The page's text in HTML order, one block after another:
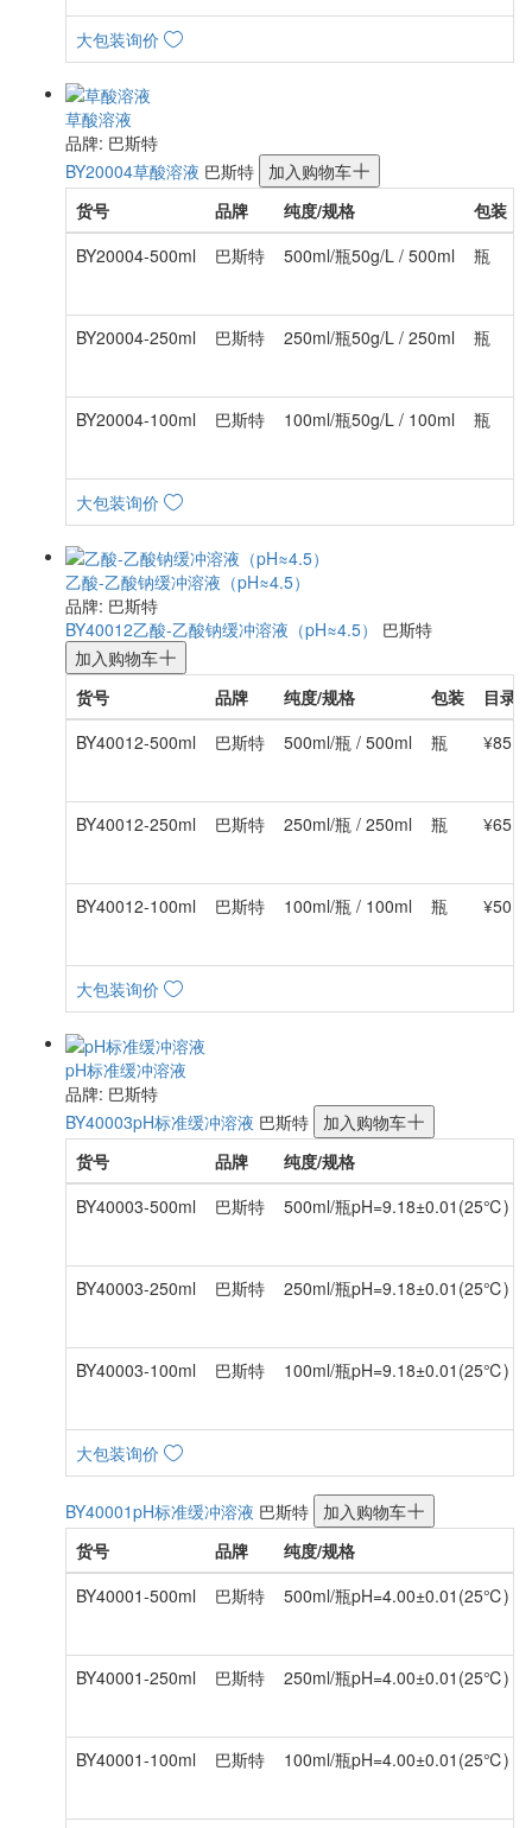
大包装询价
草酸溶液
品牌: 巴斯特
BY20004草酸溶液 巴斯特
加入购物车
货号
品牌 纯度/规格 包装
BY20004-500ml
巴斯特 500ml/瓶50g/L / 500ml 瓶
BY20004-250ml 巴斯特 250ml/瓶50g/L / 250ml 瓶
BY20004-100ml 巴斯特 100ml/瓶50g/L / 100ml 瓶
大包装询价
乙酸-乙酸钠缓冲溶液（pH≈4.5）
品牌: 巴斯特
BY40012乙酸-乙酸钠缓冲溶液（pH≈4.5）
巴斯特
加入购物车
货号
品牌 纯度/规格 包装
目录价
BY40012-500ml
巴斯特 500ml/瓶 / 500ml 瓶
BY40012-250ml 巴斯特 250ml/瓶 / 250ml 瓶
BY40012-100ml 巴斯特 100ml/瓶 / 100ml 瓶
大包装询价
pH标准缓冲溶液
品牌: 巴斯特
BY40003pH标准缓冲溶液 巴斯特
加入购物车
货号
品牌
纯度/规格
BY40003-500ml
巴斯特 500ml/瓶pH=9.18±0.01(25℃) /
BY40003-250ml 巴斯特 250ml/瓶pH=9.18±0.01(25℃) /
BY40003-100ml 巴斯特 100ml/瓶pH=9.18±0.01(25℃) /
大包装询价
BY40001pH标准缓冲溶液 巴斯特
加入购物车
货号
品牌
纯度/规格
BY40001-500ml
巴斯特 500ml/瓶pH=4.00±0.01(25℃) /
BY40001-250ml 巴斯特 250ml/瓶pH=4.00±0.01(25℃) /
BY40001-100ml 巴斯特 100ml/瓶pH=4.00±0.01(25℃) /